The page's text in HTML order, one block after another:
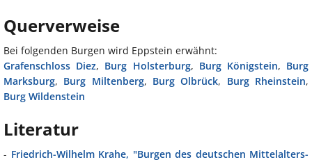
Querverweise
Bei folgenden Burgen wird Eppstein erwähnt:
Grafenschloss Diez, Burg Holsterburg, Burg Königstein, Burg
Marksburg, Burg Miltenberg, Burg Olbrück, Burg Rheinstein,
Burg Wildenstein
Literatur
- Friedrich-Wilhelm Krahe, "Burgen des deutschen Mittelalters-